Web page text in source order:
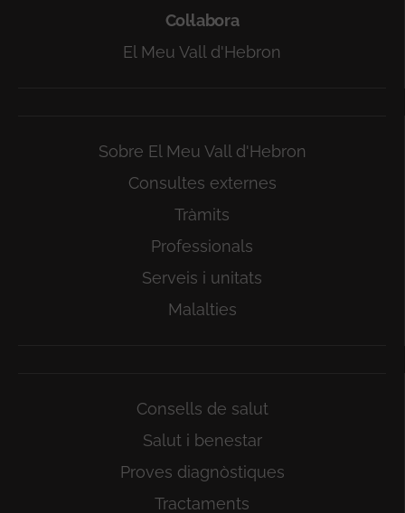
Col·labora
El Meu Vall d'Hebron
Sobre El Meu Vall d'Hebron
Consultes externes
Tràmits
Professionals
Serveis i unitats
Malalties
Consells de salut
Salut i benestar
Proves diagnòstiques
Tractaments